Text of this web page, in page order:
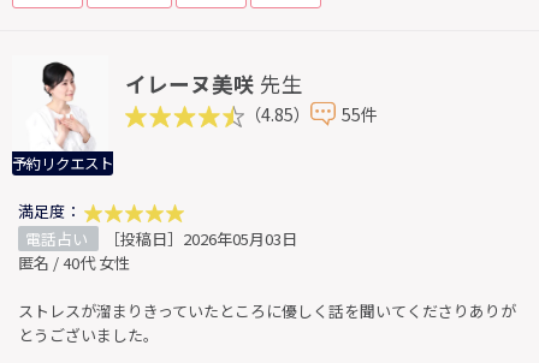
予約リクエスト
イレーヌ美咲 先生
（4.85） 55件
満足度：
電話占い
［投稿日］2026年05月03日
匿名 / 40代 女性
ストレスが溜まりきっていたところに優しく話を聞いてくださりありが
とうございました。